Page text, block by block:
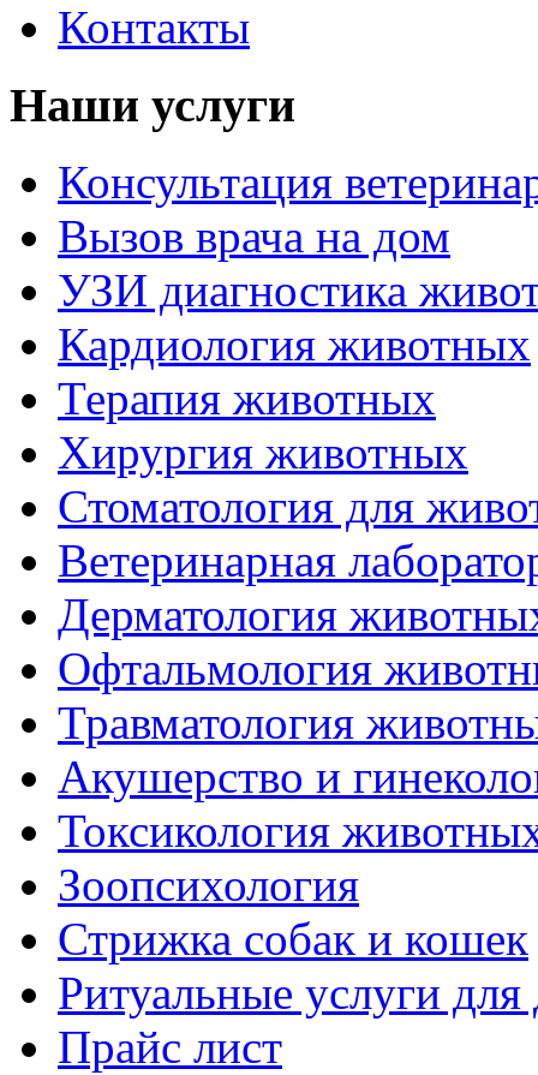
Контакты
Наши услуги
Консультация
Вызов врача на дом
УЗИ диагностика
Кардиология животных
Терапия животных
Хирургия животных
Стоматология для
Ветеринарная
Дерматология
Офтальмология
Травматология
Акушерство и
Токсикология
Зоопсихология
Стрижка собак и кошек
Ритуальные услуги
Прайс лист